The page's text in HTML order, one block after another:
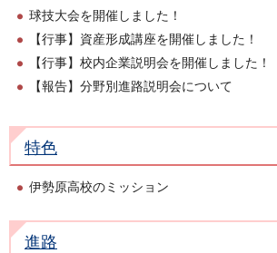
球技大会を開催しました！
【行事】資産形成講座を開催しました！
【行事】校内企業説明会を開催しました！
【報告】分野別進路説明会について
特色
伊勢原高校のミッション
進路